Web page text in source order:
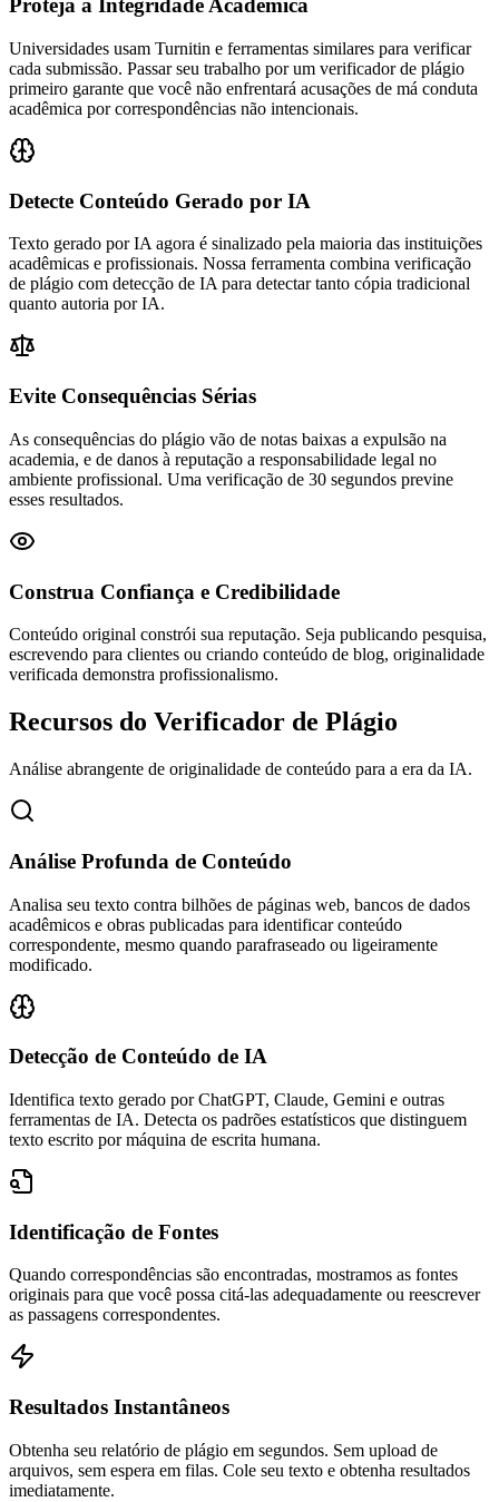
Proteja a Integridade Acadêmica
Universidades usam Turnitin e ferramentas similares para verificar
cada submissão. Passar seu trabalho por um verificador de plágio
primeiro garante que você não enfrentará acusações de má conduta
acadêmica por correspondências não intencionais.
Detecte Conteúdo Gerado por IA
Texto gerado por IA agora é sinalizado pela maioria das instituições
acadêmicas e profissionais. Nossa ferramenta combina verificação
de plágio com detecção de IA para detectar tanto cópia tradicional
quanto autoria por IA.
Evite Consequências Sérias
As consequências do plágio vão de notas baixas a expulsão na
academia, e de danos à reputação a responsabilidade legal no
ambiente profissional. Uma verificação de 30 segundos previne
esses resultados.
Construa Confiança e Credibilidade
Conteúdo original constrói sua reputação. Seja publicando pesquisa,
escrevendo para clientes ou criando conteúdo de blog, originalidade
verificada demonstra profissionalismo.
Recursos do Verificador de Plágio
Análise abrangente de originalidade de conteúdo para a era da IA.
Análise Profunda de Conteúdo
Analisa seu texto contra bilhões de páginas web, bancos de dados
acadêmicos e obras publicadas para identificar conteúdo
correspondente, mesmo quando parafraseado ou ligeiramente
modificado.
Detecção de Conteúdo de IA
Identifica texto gerado por ChatGPT, Claude, Gemini e outras
ferramentas de IA. Detecta os padrões estatísticos que distinguem
texto escrito por máquina de escrita humana.
Identificação de Fontes
Quando correspondências são encontradas, mostramos as fontes
originais para que você possa citá-las adequadamente ou reescrever
as passagens correspondentes.
Resultados Instantâneos
Obtenha seu relatório de plágio em segundos. Sem upload de
arquivos, sem espera em filas. Cole seu texto e obtenha resultados
imediatamente.